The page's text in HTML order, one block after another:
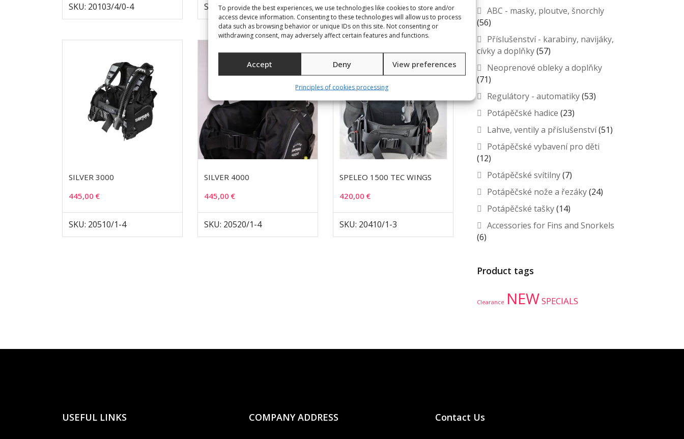
To provide the best experiences, we use technologies like cookies to store and/or
access device information. Consenting to these technologies will allow us to process
data such as browsing behavior or unique IDs on this site. Not consenting or
withdrawing consent, may adversely affect certain features and functions.
Accept Deny View preferences
Principles of cookies processing
SKU: 20103/4/0-4 SKU: 20101/2/0-4 SKU: 20240/1-4
SILVER 3000
445,00 €
SKU: 20510/1-4
SILVER 4000
445,00€
SKU: 20520/1-4
SPELEO 1500 TEC WINGS
420,00€
SKU: 20410/1-3
ABC - masky, ploutve, šnorchly
(56)
Příslušenství - karabiny, navijáky,
cívky a doplňky(57)
Neoprenové obleky a doplňky
(71)
Regulátory - automatiky(53)
Potápěčské hadice (23)
Lahve, ventily a příslušenství(51)
Potápěčské vybavení pro děti
(12)
Potápěčské svítilny(7)
Potápěčské nože a řezáky(24)
Potápěčské tašky(14)
Accessories for Fins and Snorkels
(6)
Product tags
Clearance NEWSPECIALS
USEFUL LINKS COMPANY ADDRESS Contact Us